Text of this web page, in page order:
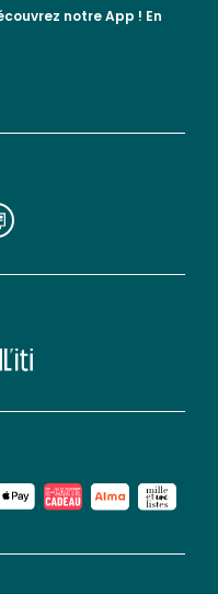
la redoute
notre App ! En